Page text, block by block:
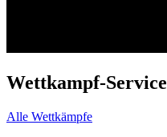
Wettkampf-Service
Alle Wettkämpfe